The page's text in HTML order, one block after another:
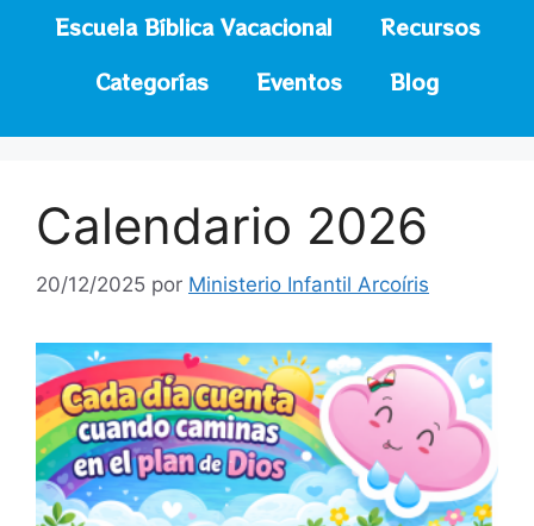
Escuela Bíblica Vacacional
Recursos
Categorías
Eventos Blog
Calendario 2026
20/12/2025 por Ministerio Infantil Arcoíris